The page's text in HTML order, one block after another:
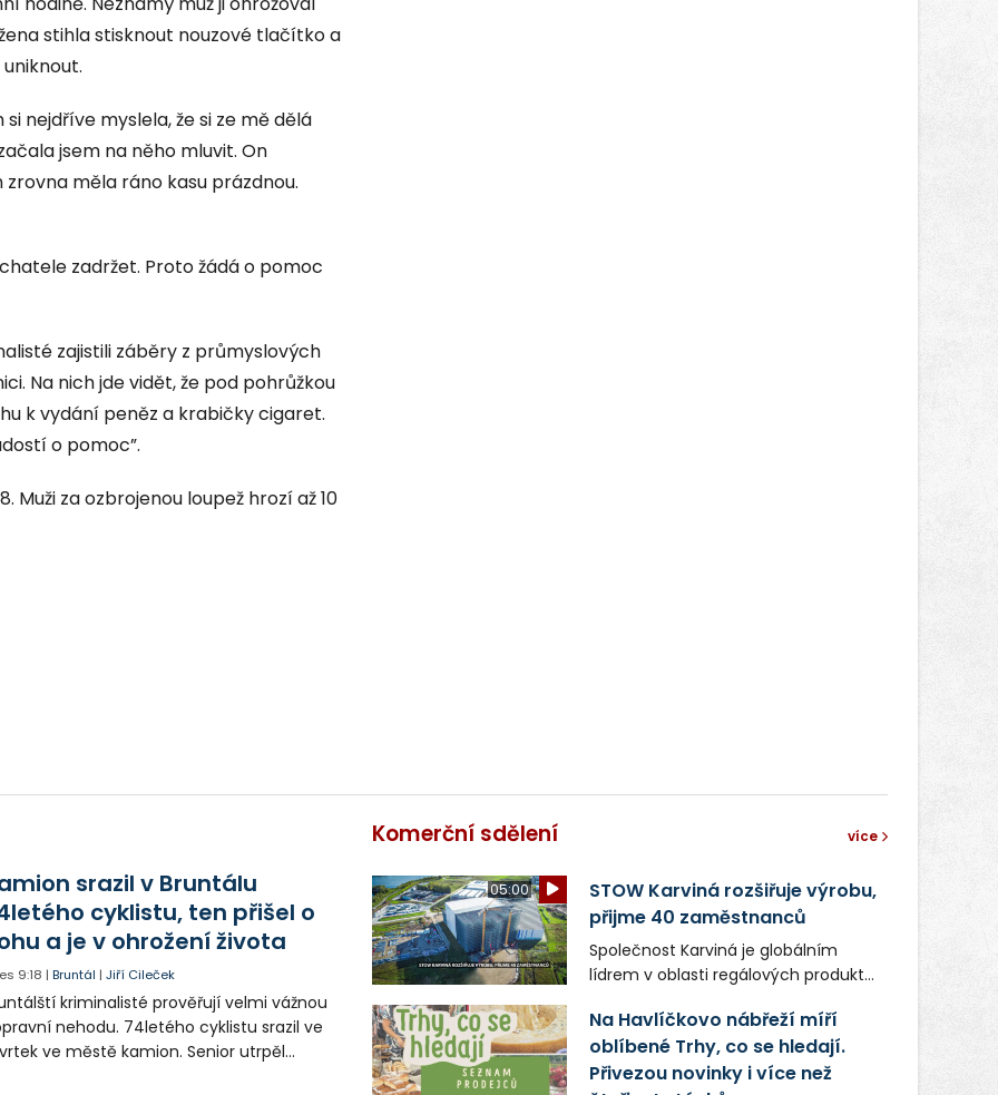
stihla stisknout nouzové tlačítko a
nejdříve myslela, že si ze mě dělá
jsem na něho mluvit. On
měla ráno kasu prázdnou.
zadržet. Proto žádá o pomoc
zajistili záběry z průmyslových
Na nich jde vidět, že pod pohrůžkou
k vydání peněz a krabičky cigaret.
o pomoc”.
Muži za ozbrojenou loupež hrozí až 10
srazil v Bruntálu
cyklistu, ten přišel o
a je v ohrožení života
9:18 |Bruntál |Jiří Cileček
kriminalisté prověřují velmi vážnou
nehodu. 74letého cyklistu srazil ve
ve městě kamion. Senior utrpěl
Komerční sdělení více
05:00
STOW Karviná rozšiřuje výrobu,
přijme 40 zaměstnanců
Společnost Karviná je globálním
lídrem v oblasti regálových produktů
zaměstnavatelem na Karvinsku a
firmou s obrovským potenciálem.
Na Havlíčkovo nábřeží míří
oblíbené Trhy, co se hledají.
Přivezou novinky i více než